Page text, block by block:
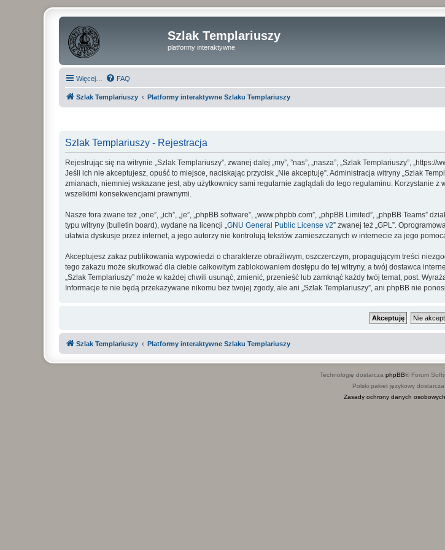
Szlak Templariuszy
platformy interaktywne
Więcej… FAQ
Szlak Templariuszy Platformy interaktywne Szlaku Templariuszy
Szlak Templariuszy - Rejestracja
Rejestrując się na witrynie „Szlak Templariuszy”, zwanej dalej „my”, ”nas”, „nasza”, „Szlak Templariuszy”,
Jeśli ich nie akceptujesz, opuść to miejsce, naciskając przycisk „Nie akceptuję”. Administracja witryny „Szlak
zmianach, niemniej wskazane jest, aby użytkownicy sami regularnie zaglądali do tego regulaminu. Korzystanie z
wszelkimi konsekwencjami prawnymi.
Nasze fora zwane też „one”, „ich”, „je”, „phpBB software”, „www.phpbb.com”, „phpBB Limited”, „phpBB
typu witryny (bulletin board), wydane na licencji „GNU General Public License v2” zwanej też „GPL”.
ułatwia dyskusje przez internet, a jego autorzy nie kontrolują tekstów zamieszczanych w internecie za jego
Akceptujesz zakaz publikowania wypowiedzi o charakterze obraźliwym, oszczerczym, propagującym treści
tego zakazu może skutkować dla ciebie całkowitym zablokowaniem dostępu do tej witryny, a twój dostawca
„Szlak Templariuszy” może w każdej chwili usunąć, zmienić, przenieść lub zamknąć każdy twój temat, post.
Informacje te nie będą przekazywane nikomu bez twojej zgody, ale ani „Szlak Templariuszy”, ani phpBB nie
Szlak Templariuszy Platformy interaktywne Szlaku Templariuszy
Technologię dostarcza phpBB® Forum
Polski pakiet językowy dostarcza
Zasady ochrony danych osobowych